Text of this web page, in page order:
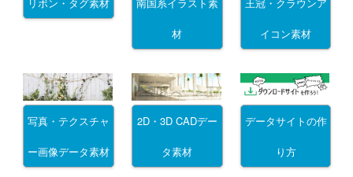
リボン・タグ素材 南国系イラスト素
材
王冠・クラウンア
イコン素材
写真・テクスチャ
ー画像データ素材
2D・3D CADデー
タ素材
データサイトの作
り方